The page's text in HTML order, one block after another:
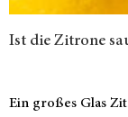
Ist die Zitrone
Ein großes Glas